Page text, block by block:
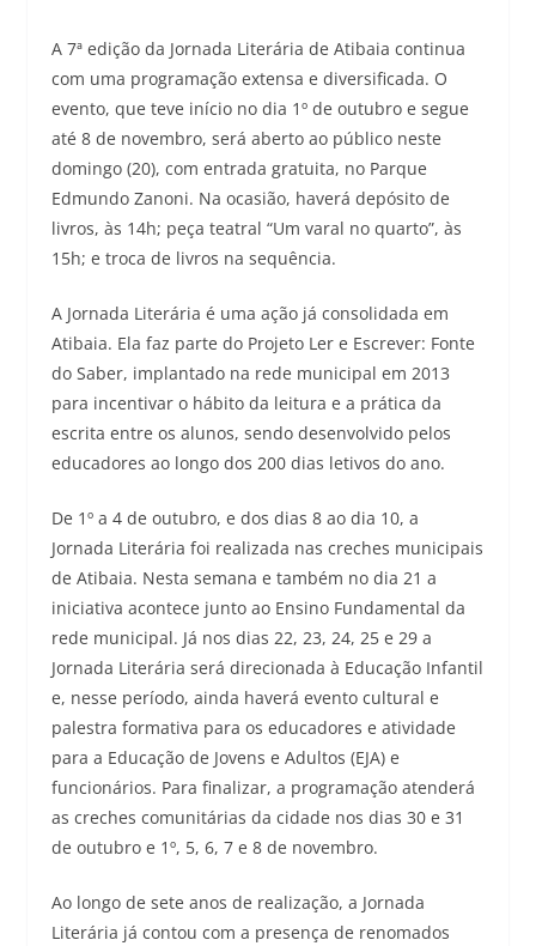
A 7ª edição da Jornada Literária de Atibaia continua
com uma programação extensa e diversificada. O
evento, que teve início no dia 1º de outubro e segue
até 8 de novembro, será aberto ao público neste
domingo (20), com entrada gratuita, no Parque
Edmundo Zanoni. Na ocasião, haverá depósito de
livros, às 14h; peça teatral “Um varal no quarto”, às
15h; e troca de livros na sequência.
A Jornada Literária é uma ação já consolidada em
Atibaia. Ela faz parte do Projeto Ler e Escrever: Fonte
do Saber, implantado na rede municipal em 2013
para incentivar o hábito da leitura e a prática da
escrita entre os alunos, sendo desenvolvido pelos
educadores ao longo dos 200 dias letivos do ano.
De 1º a 4 de outubro, e dos dias 8 ao dia 10, a
Jornada Literária foi realizada nas creches municipais
de Atibaia. Nesta semana e também no dia 21 a
iniciativa acontece junto ao Ensino Fundamental da
rede municipal. Já nos dias 22, 23, 24, 25 e 29 a
Jornada Literária será direcionada à Educação Infantil
e, nesse período, ainda haverá evento cultural e
palestra formativa para os educadores e atividade
para a Educação de Jovens e Adultos (EJA) e
funcionários. Para finalizar, a programação atenderá
as creches comunitárias da cidade nos dias 30 e 31
de outubro e 1º, 5, 6, 7 e 8 de novembro.
Ao longo de sete anos de realização, a Jornada
Literária já contou com a presença de renomados